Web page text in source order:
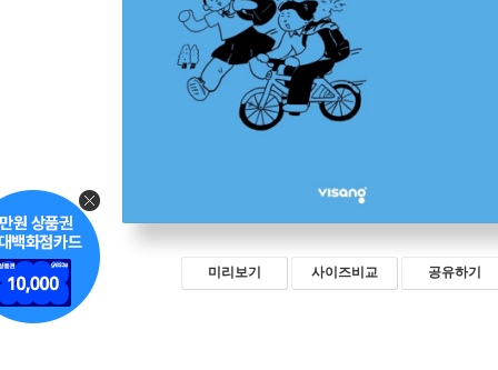
미리보기 사이즈비교 공유하기